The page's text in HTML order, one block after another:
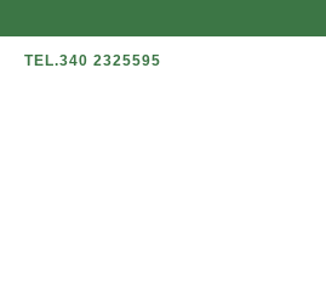
TEL.340 2325595